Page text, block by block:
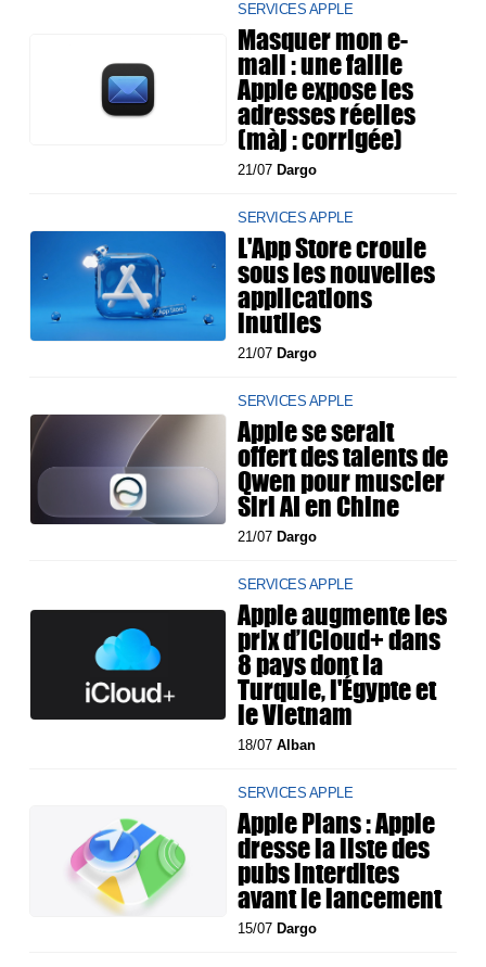
SERVICES APPLE
Masquer mon e-
mail : une faille
Apple expose les
adresses réelles
(màj : corrigée)
21/07 Dargo
SERVICES APPLE
L'App Store croule
sous les nouvelles
applications
inutiles
21/07 Dargo
SERVICES APPLE
Apple se serait
offert des talents de
Qwen pour muscler
Siri AI en Chine
21/07 Dargo
SERVICES APPLE
Apple augmente les
prix d’iCloud+ dans
8 pays dont la
Turquie, l'Égypte et
le Vietnam
18/07Alban
SERVICES APPLE
Apple Plans : Apple
dresse la liste des
pubs interdites
avant le lancement
15/07 Dargo